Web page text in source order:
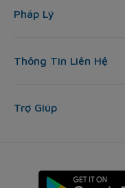
Pháp Lý
Thông Tin Liên Hệ
Trợ Giúp